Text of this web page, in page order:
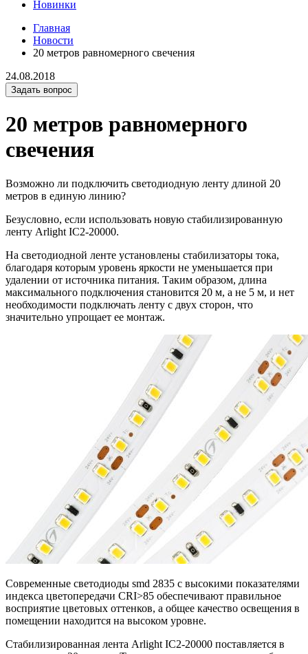
Новинки
Главная
Новости
20 метров равномерного свечения
24.08.2018
Задать вопрос
20 метров равномерного
свечения
Возможно ли подключить светодиодную ленту длиной 20
метров в единую линию?
Безусловно, если использовать новую стабилизированную
ленту Arlight IC2-20000.
На светодиодной ленте установлены стабилизаторы тока,
благодаря которым уровень яркости не уменьшается при
удалении от источника питания. Таким образом, длина
максимального подключения становится 20 м, а не 5 м, и нет
необходимости подключать ленту с двух сторон, что
значительно упрощает ее монтаж.
Современные светодиоды smd 2835 с высокими показателями
индекса цветопередачи CRI>85 обеспечивают правильное
восприятие цветовых оттенков, а общее качество освещения в
помещении находится на высоком уровне.
Стабилизированная лента Arlight IC2-20000 поставляется в